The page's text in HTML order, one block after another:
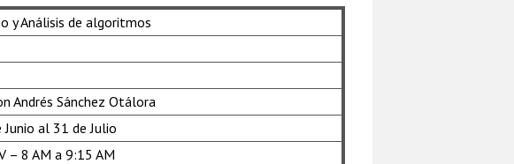
y Análisis de algoritmos
Andrés Sánchez Otálora
Junio al 31 de Julio
– 8 AM a 9:15 AM